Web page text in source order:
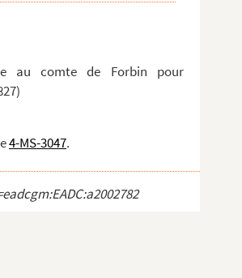
au comte de Forbin pour
4-MS-3047.